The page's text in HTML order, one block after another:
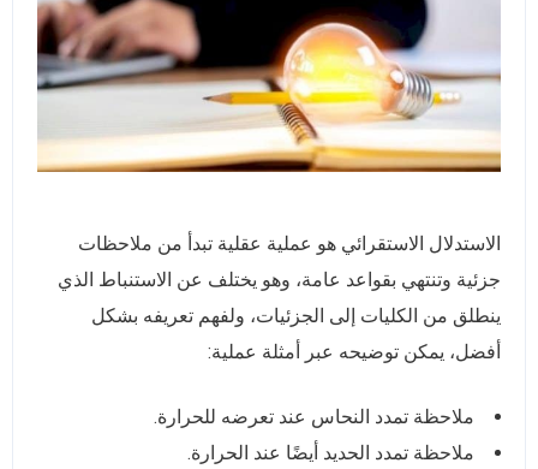
الاستدلال الاستقرائي هو عملية عقلية تبدأ من ملاحظات
جزئية وتنتهي بقواعد عامة، وهو يختلف عن الاستنباط الذي
ينطلق من الكليات إلى الجزئيات، ولفهم تعريفه بشكل
أفضل، يمكن توضيحه عبر أمثلة عملية:
ملاحظة تمدد النحاس عند تعرضه للحرارة.
ملاحظة تمدد الحديد أيضًا عند الحرارة.